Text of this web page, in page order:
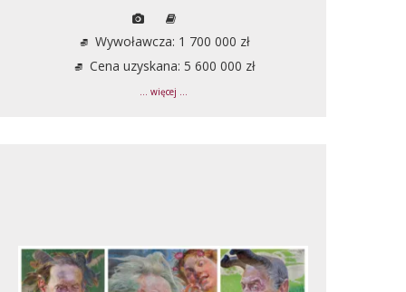
Wywoławcza: 1 700 000 zł
Cena uzyskana: 5 600 000 zł
... więcej ...